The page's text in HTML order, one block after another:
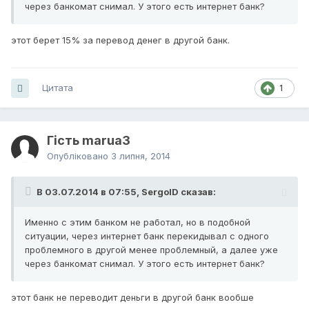
через банкомат снимал. У этого есть интернет банк?
этот берет 15% за перевод денег в другой банк.
1
Цитата
Гість marua3
Опубліковано 3 липня, 2014
В 03.07.2014 в 07:55, SergoID сказав:
Именно с этим банком не работал, но в подобной
ситуации, через интернет банк перекидывал с одного
проблемного в другой менее проблемный, а далее уже
через банкомат снимал. У этого есть интернет банк?
этот банк не переводит деньги в другой банк вообше